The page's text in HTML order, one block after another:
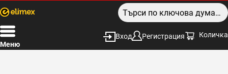
Меню
Вход Регистрация Количка